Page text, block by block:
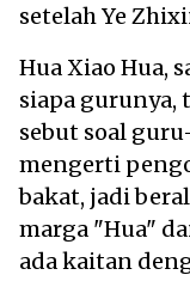
setelah Ye
Hua Xiao Hua,
siapa gurunya,
sebut soal
mengerti
bakat, jadi
marga "Hua"
ada kaitan